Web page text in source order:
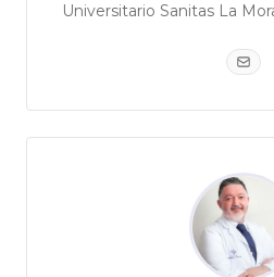
Universitario Sanitas La